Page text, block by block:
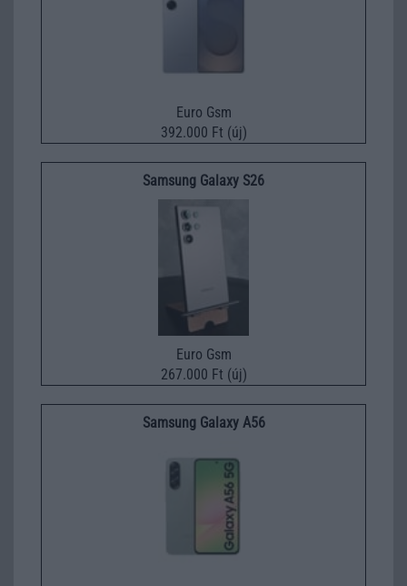
Euro Gsm
392.000 Ft (új)
Samsung Galaxy S26
Euro Gsm
267.000 Ft (új)
Samsung Galaxy A56